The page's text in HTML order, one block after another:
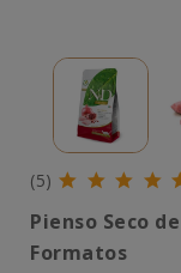
(5)
Pienso Seco
Formatos